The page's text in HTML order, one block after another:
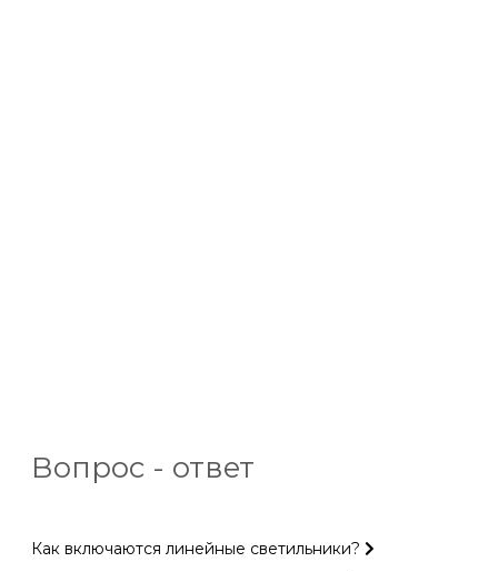
Вопрос - ответ
Как включаются линейные светильники?